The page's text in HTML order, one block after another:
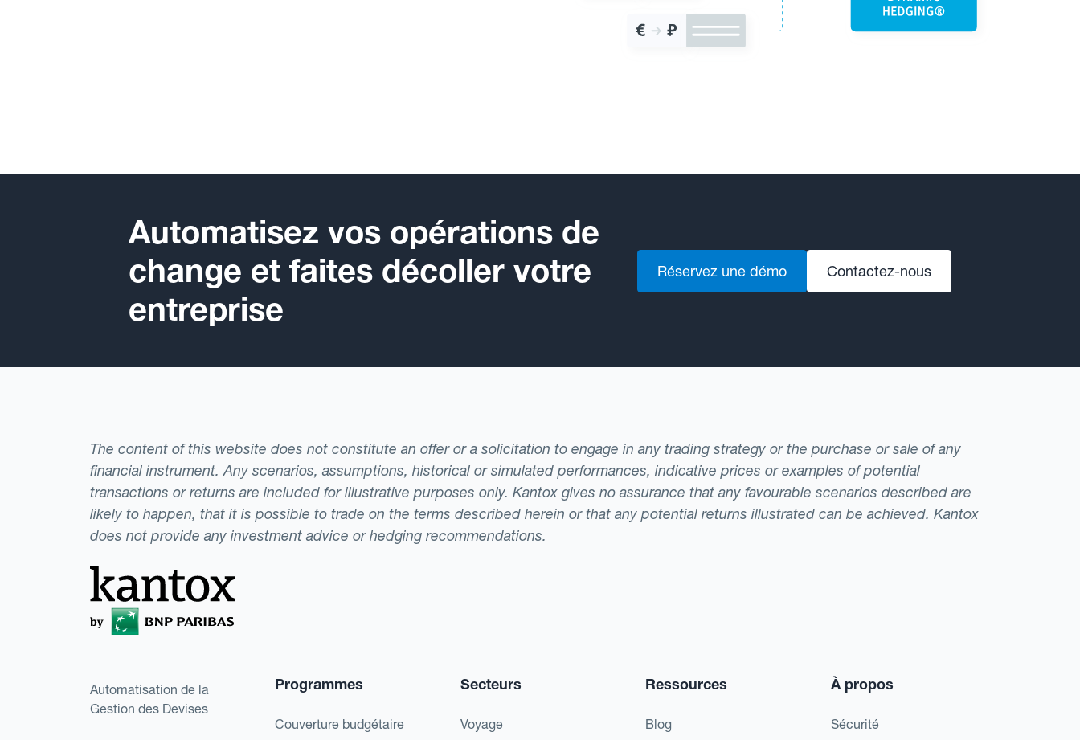
Automatisez vos opérations de
change et faites décoller votre
entreprise
Réservez une démo Contactez-nous
The content of this website does not constitute an offer or a solicitation to engage in any trading strategy or the purchase or sale of any
financial instrument. Any scenarios, assumptions, historical or simulated performances, indicative prices or examples of potential
transactions or returns are included for illustrative purposes only. Kantox gives no assurance that any favourable scenarios described are
likely to happen, that it is possible to trade on the terms described herein or that any potential returns illustrated can be achieved. Kantox
does not provide any investment advice or hedging recommendations.
Automatisation de la
Gestion des Devises
Programmes
Couverture budgétaire
Secteurs
Voyage
Ressources
Blog
À propos
Sécurité